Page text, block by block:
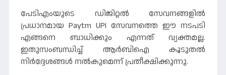
പേടിഎംയുടെ ഡിജിറ്റൽ സേവനങ്ങളിൽ
പ്രധാനമായ Paytm UPI സേവനത്തെ ഈ നടപടി
എങ്ങനെ ബാധിക്കും എന്നത് വ്യക്തമല്ല.
ഇതുസംബന്ധിച്ച് ആർബിഐ കൂടുതൽ
നിർദ്ദേശങ്ങൾ നൽകുമെന്ന് പ്രതീക്ഷിക്കുന്നു.